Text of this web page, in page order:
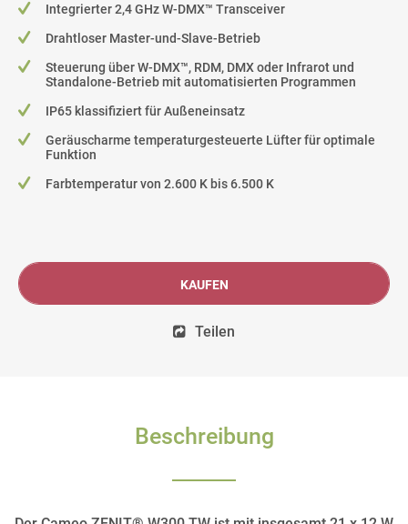
Integrierter 2,4 GHz W-DMX™ Transceiver
Drahtloser Master-und-Slave-Betrieb
Steuerung über W-DMX™, RDM, DMX oder Infrarot und
Standalone-Betrieb mit automatisierten Programmen
IP65 klassifiziert für Außeneinsatz
Geräuscharme temperaturgesteuerte Lüfter für optimale
Funktion
Farbtemperatur von 2.600 K bis 6.500 K
KAUFEN
Teilen
Beschreibung